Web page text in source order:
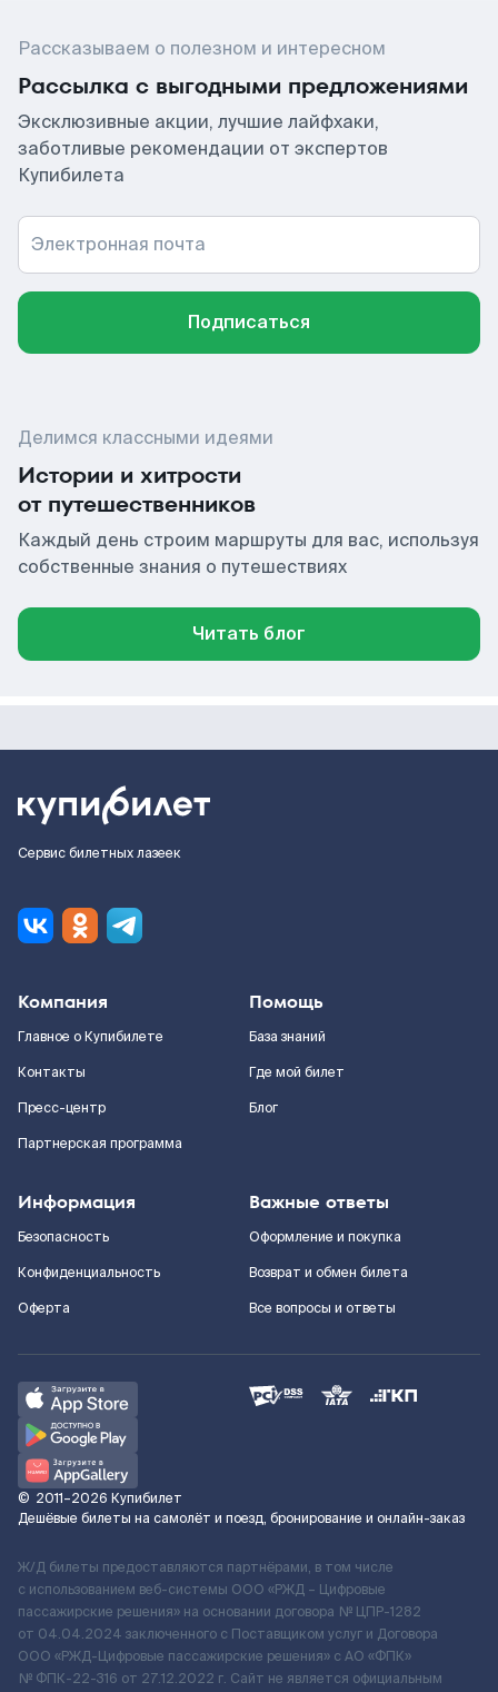
Рассказываем о полезном и интересном
Рассылка с выгодными предложениями
Эксклюзивные акции, лучшие лайфхаки,
заботливые рекомендации от экспертов
Купибилета
Электронная почта
Подписаться
Делимся классными идеями
Истории и хитрости
от путешественников
Каждый день строим маршруты для вас, используя
собственные знания о путешествиях
Читать блог
Сервис билетных лазеек
Компания
Главное о Купибилете
Контакты
Пресс-центр
Партнерская программа
Помощь
База знаний
Где мой билет
Блог
Информация
Безопасность
Конфиденциальность
Оферта
Важные ответы
Оформление и покупка
Возврат и обмен билета
Все вопросы и ответы
© 2011–2026 Купибилет
Дешёвые билеты на самолёт и поезд, бронирование и онлайн-заказ
Ж/Д билеты предоставляются партнёрами, в том числе
с использованием веб-системы ООО «РЖД – Цифровые
пассажирские решения» на основании договора № ЦПР-1282
от 04.04.2024 заключенного с Поставщиком услуг и Договора
ООО «РЖД-Цифровые пассажирские решения» c АО «ФПК»
№ ФПК-22-316 от 27.12.2022 г. Сайт не является официальным